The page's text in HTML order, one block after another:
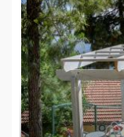
בקבוק יין משובח, חלב, עוגיות פריכות, שוקולדים, קפסולות למכונת
הקפה וסבוני רחצה ריחניים.תוספת תשלוםלהעצמת החוויה מומלץ
להזמין טיפולי עיסוי מקצועיים שיבוצעו ע"י מעסים מוסמכים ויכניסו
אתכם לעולם שלם של רוגע, שלווה ואהבה. ארוחות בוקר או ערב גם
כן עומדות לשרותכם ותוכלו ליהנות מהם בשעות שונות ביום, בתיאום